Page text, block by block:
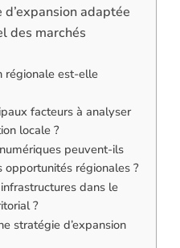
adaptée
des marchés
régionale est-elle
facteurs à analyser
locale ?
peuvent-ils
régionales ?
dans le
?
stratégie d’expansion